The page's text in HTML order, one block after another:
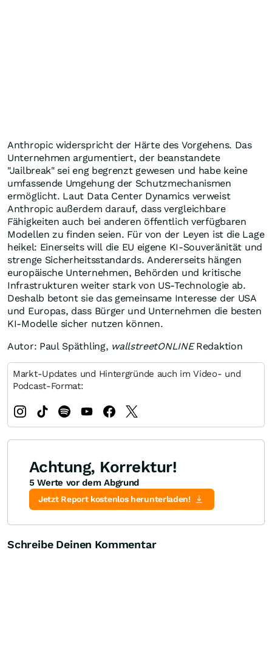
Anthropic widerspricht der Härte des Vorgehens. Das
Unternehmen argumentiert, der beanstandete
"Jailbreak" sei eng begrenzt gewesen und habe keine
umfassende Umgehung der Schutzmechanismen
ermöglicht. Laut Data Center Dynamics verweist
Anthropic außerdem darauf, dass vergleichbare
Fähigkeiten auch bei anderen öffentlich verfügbaren
Modellen zu finden seien. Für von der Leyen ist die Lage
heikel: Einerseits will die EU eigene KI-Souveränität und
strenge Sicherheitsstandards. Andererseits hängen
europäische Unternehmen, Behörden und kritische
Infrastrukturen weiter stark von US-Technologie ab.
Deshalb betont sie das gemeinsame Interesse der USA
und Europas, dass Bürger und Unternehmen die besten
KI-Modelle sicher nutzen können.
Autor: Paul Späthling, wallstreetONLINERedaktion
Markt-Updates und Hintergründe auch im Video- und
Podcast-Format:
Achtung, Korrektur!
5 Werte vor dem Abgrund
Jetzt Report kostenlos herunterladen!
Schreibe Deinen Kommentar